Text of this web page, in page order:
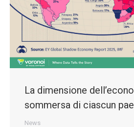
La dimensione
sommersa di ciascun
News